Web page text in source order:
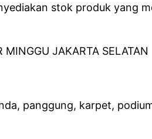
stok produk yang
panggung, karpet,